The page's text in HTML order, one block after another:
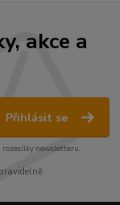
akce a
Přihlásit se
rozesílky newsletteru.